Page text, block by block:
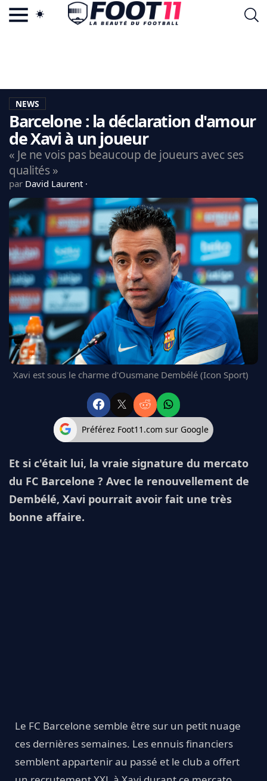
LA CHARTE
VIE PRIVÉE
CGU
CONTACTEZ-NOUS
CDM 2026
EDF
PSG
LIGUE 1
REAL MADRID
FC BARCELONE
MANCHESTER UNITED
CHELSEA
ARSENAL
BAYERN
L'AVIS DE LA RÉDAC'
NEWS
Barcelone : la déclaration d'amour
de Xavi à un joueur
« Je ne vois pas beaucoup de joueurs avec ses
qualités »
par David Laurent
Xavi est sous le charme d'Ousmane Dembélé (Icon Sport)
Préférez Foot11.com sur Google
Et si c'était lui, la vraie signature du mercato
du FC Barcelone ? Avec le renouvellement de
Dembélé, Xavi pourrait avoir fait une très
bonne affaire.
Le FC Barcelone semble être sur un petit nuage
ces dernières semaines. Les ennuis financiers
semblent appartenir au passé et le club a offert